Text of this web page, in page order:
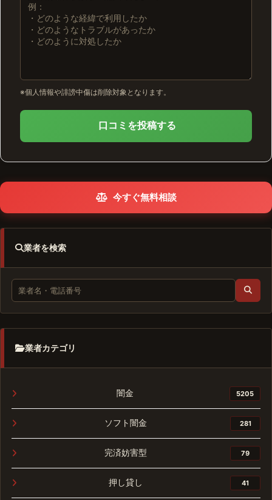
※個人情報や誹謗中傷は削除対象となります。
口コミを投稿する
今すぐ無料相談
業者を検索
業者カテゴリ
闇金 5205
ソフト闇金 281
完済妨害型 79
押し貸し 41